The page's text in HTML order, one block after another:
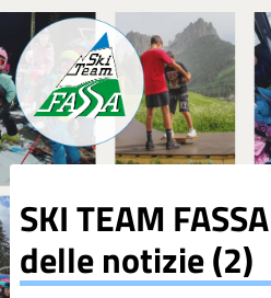
SKI TEAM FASSA
delle notizie (2)
degli
argomenti
delle
notizie:
5XMILLE
Azzurri
Club